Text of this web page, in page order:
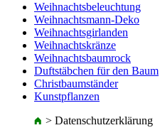
Weihnachtsbeleuchtung
Weihnachtsmann-Deko
Weihnachtsgirlanden
Weihnachtskränze
Weihnachtsbaumrock
Duftstäbchen für den Baum
Christbaumständer
Kunstpflanzen
> Datenschutzerklärung